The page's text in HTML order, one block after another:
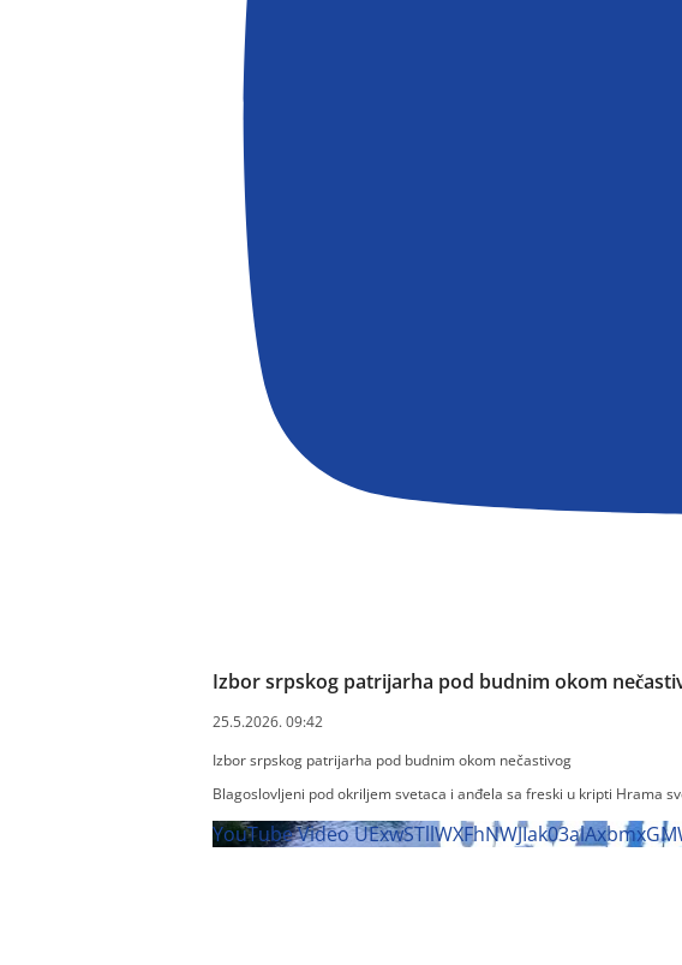
Izbor srpskog patrijarha pod budnim okom
25.5.2026. 09:42
Izbor srpskog patrijarha pod budnim okom nečastivog
Blagoslovljeni pod okriljem svetaca i anđela sa freski u kripti Hrama
YouTube Video